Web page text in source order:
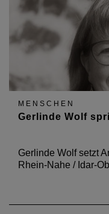
MENSCHEN
Gerlinde Wolf
Gerlinde Wolf setzt
Rhein-Nahe / Idar-